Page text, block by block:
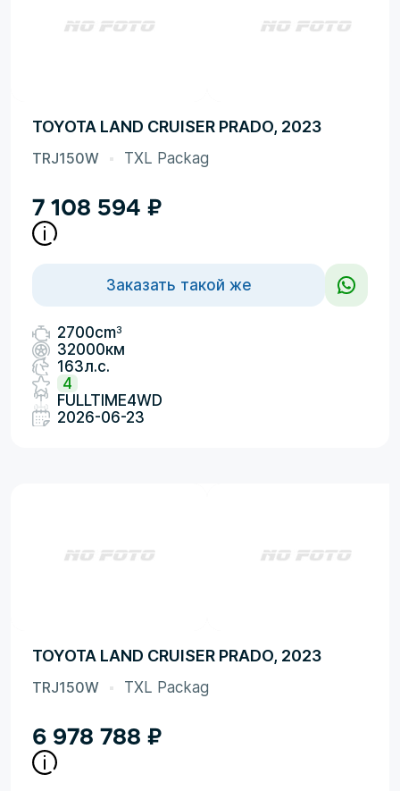
TOYOTA LAND CRUISER PRADO, 2023
TRJ150W TXL Packag
7 108 594 ₽
Заказать такой же
2700cm3
32000км
163л.с.
4
FULLTIME4WD
2026-06-23
TOYOTA LAND CRUISER PRADO, 2023
TRJ150W TXL Packag
6 978 788 ₽